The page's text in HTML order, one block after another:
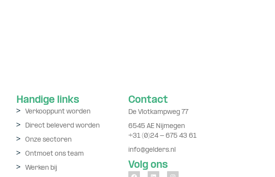
Handige links
Verkooppunt worden
Direct beleverd worden
Onze sectoren
Ontmoet ons team
Werken bij
Contact
De Vlotkampweg 77
6545 AE Nijmegen
+31 (0)24 - 675 43 61
info@gelders.nl
Volg ons